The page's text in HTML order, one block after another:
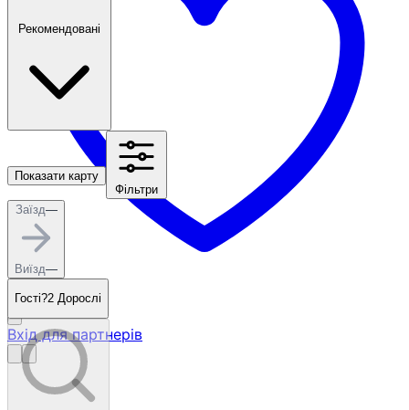
Вхід для партнерів
Показати карту
Фільтри
Заїзд—
Виїзд—
Гості?2 Дорослі